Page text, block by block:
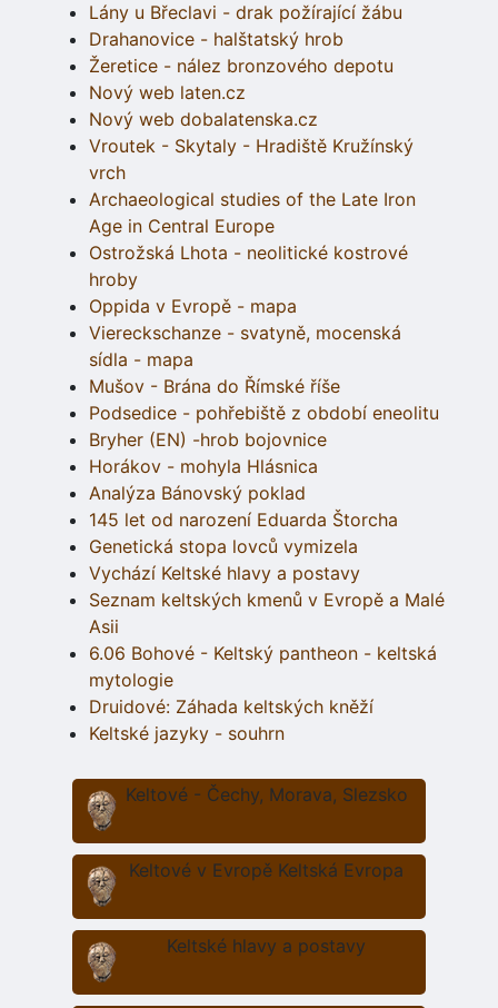
Lány u Břeclavi - drak požírající žábu
Drahanovice - halštatský hrob
Žeretice - nález bronzového depotu
Nový web laten.cz
Nový web dobalatenska.cz
Vroutek - Skytaly - Hradiště Kružínský
vrch
Archaeological studies of the Late Iron
Age in Central Europe
Ostrožská Lhota - neolitické kostrové
hroby
Oppida v Evropě - mapa
Viereckschanze - svatyně, mocenská
sídla - mapa
Mušov - Brána do Římské říše
Podsedice - pohřebiště z období eneolitu
Bryher (EN) -hrob bojovnice
Horákov - mohyla Hlásnica
Analýza Bánovský poklad
145 let od narození Eduarda Štorcha
Genetická stopa lovců vymizela
Vychází Keltské hlavy a postavy
Seznam keltských kmenů v Evropě a Malé
Asii
6.06 Bohové - Keltský pantheon - keltská
mytologie
Druidové: Záhada keltských kněží
Keltské jazyky - souhrn
Keltové - Čechy, Morava, Slezsko
Keltové v Evropě Keltská Evropa
Keltské hlavy a postavy